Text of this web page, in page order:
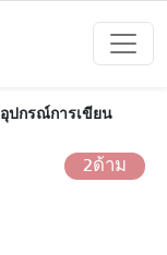
อุปกรณ์การเขียน
2ด้าม